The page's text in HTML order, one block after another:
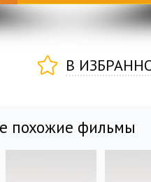
В
похожие фильмы